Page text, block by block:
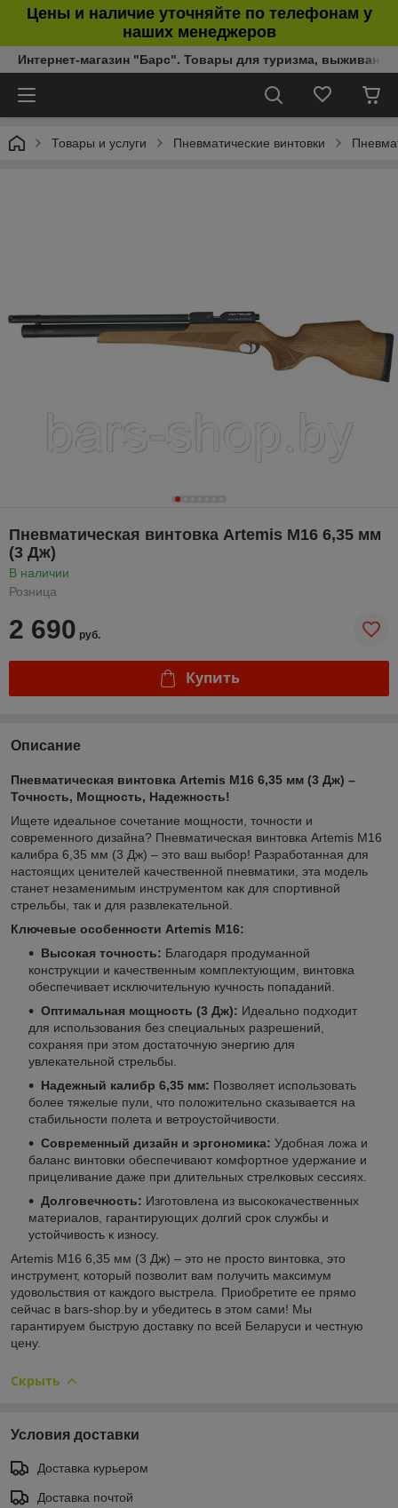
Цены и наличие уточняйте по телефонам у
наших менеджеров
Интернет-магазин "Барс". Товары для туризма,
Товары и услуги Пневматические винтовки
Пневматическая винтовка Artemis M16 6,35 мм
(3 Дж)
В наличии
Розница
2 690 руб.
Купить
Описание
Пневматическая винтовка Artemis M16 6,35 мм (3 Дж) –
Точность, Мощность, Надежность!
Ищете идеальное сочетание мощности, точности и
современного дизайна? Пневматическая винтовка Artemis M16
калибра 6,35 мм (3 Дж) – это ваш выбор! Разработанная для
настоящих ценителей качественной пневматики, эта модель
станет незаменимым инструментом как для спортивной
стрельбы, так и для развлекательной.
Ключевые особенности Artemis M16:
Высокая точность: Благодаря продуманной
конструкции и качественным комплектующим, винтовка
обеспечивает исключительную кучность попаданий.
Оптимальная мощность (3 Дж): Идеально подходит
для использования без специальных разрешений,
сохраняя при этом достаточную энергию для
увлекательной стрельбы.
Надежный калибр 6,35 мм: Позволяет использовать
более тяжелые пули, что положительно сказывается на
стабильности полета и ветроустойчивости.
Современный дизайн и эргономика: Удобная ложа и
баланс винтовки обеспечивают комфортное удержание и
прицеливание даже при длительных стрелковых сессиях.
Долговечность: Изготовлена из высококачественных
материалов, гарантирующих долгий срок службы и
устойчивость к износу.
Artemis M16 6,35 мм (3 Дж) – это не просто винтовка, это
инструмент, который позволит вам получить максимум
удовольствия от каждого выстрела. Приобретите ее прямо
сейчас в bars-shop.by и убедитесь в этом сами! Мы
гарантируем быструю доставку по всей Беларуси и честную
цену.
Скрыть
Условия доставки
Доставка курьером
Доставка почтой